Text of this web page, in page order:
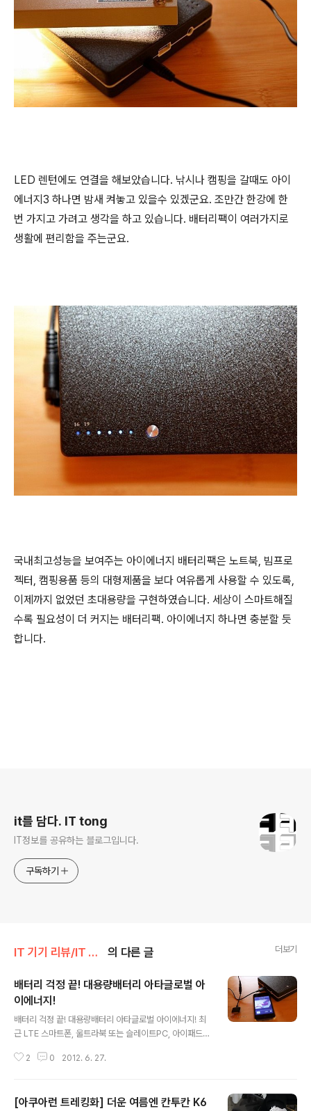
LED 렌턴에도 연결을 해보았습니다. 낚시나 캠핑을 갈때도 아이
에너지3 하나면 밤새 켜놓고 있을수 있겠군요. 조만간 한강에 한
번 가지고 가려고 생각을 하고 있습니다. 배터리팩이 여러가지로
생활에 편리함을 주는군요.
국내최고성능을 보여주는 아이에너지 배터리팩은 노트북, 빔프로
젝터, 캠핑용품 등의 대형제품을 보다 여유롭게 사용할 수 있도록,
이제까지 없었던 초대용량을 구현하였습니다. 세상이 스마트해질
수록 필요성이 더 커지는 배터리팩. 아이에너지 하나면 충분할 듯
합니다.
it를 담다. IT tong
IT정보를 공유하는 블로그입니다.
구독하기
IT 기기 리뷰/IT 기타 의 다른 글 더보기
배터리 걱정 끝! 대용량배터리 아타글로벌 아
이에너지!
배터리 걱정 끝! 대용량배터리 아타글로벌 아이에너지! 최
근 LTE 스마트폰, 울트라북 또는 슬레이트PC, 아이패드
다. 저의 경우 아이패드와 스마트폰, 노트북, 카메라를 거의
마트폰을 사용하는데, 하루에 3번 정도 충전을 해야 하고,
2 0 2012. 6. 27.
[아쿠아런 트레킹화] 더운 여름엔 칸투칸 K6